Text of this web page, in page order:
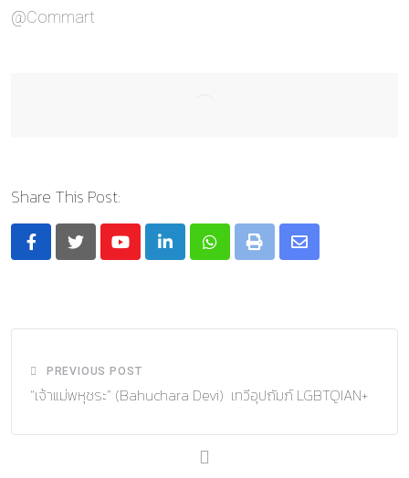
@Commart
Share This Post:
YoutubeLinkedInWhatsapp
Print
Share
PREVIOUS POST
“เจ้าแม่พหุชระ” (Bahuchara Devi) เทวีอุปถัมภ์ LGBTQIAN+